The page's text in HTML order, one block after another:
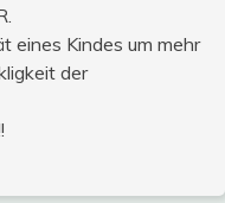
eines Kindes um mehr
der